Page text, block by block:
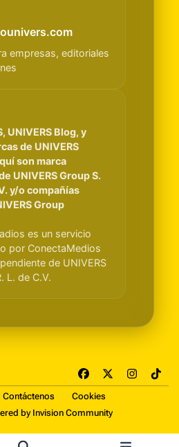
empresas, editoriales
UNIVERS Blog, y
de UNIVERS
son marca
UNIVERS Group S.
y/o compañías
Group
es un servicio
por ConectaMedios
de UNIVERS
L. de C.V.
a
c
e
b
n
a
i
o
Contáctenos
Cookies
by Invision Community